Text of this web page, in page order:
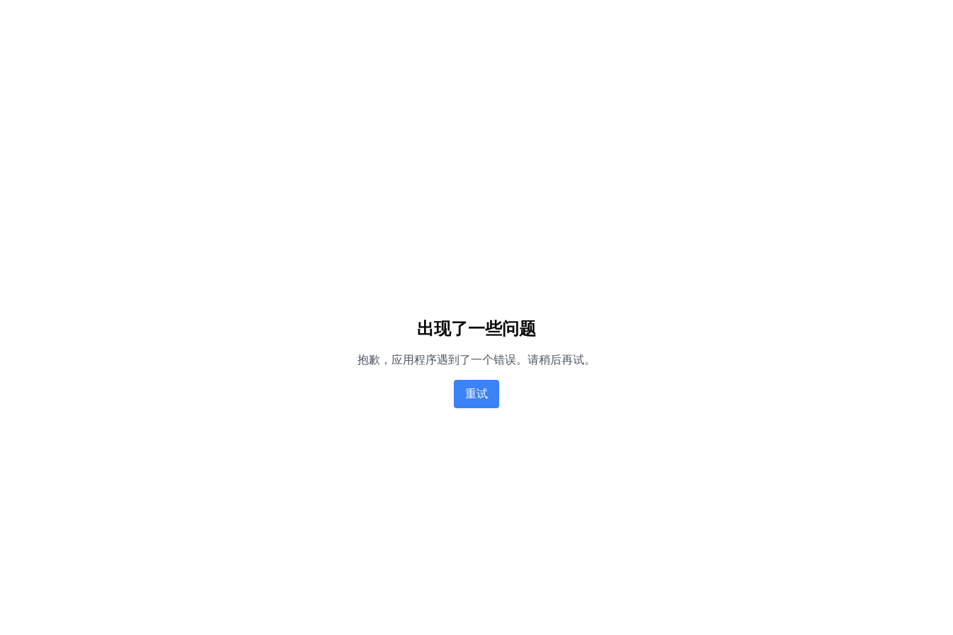
出现了一些问题
抱歉，应用程序遇到了一个错误。请稍后再试。
重试